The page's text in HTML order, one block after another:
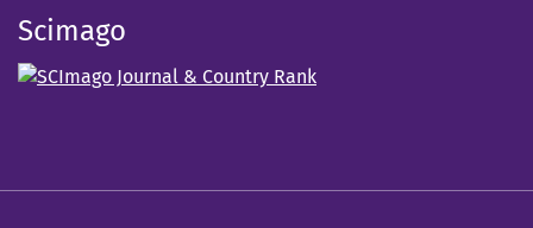
Scimago